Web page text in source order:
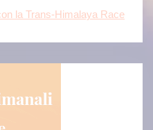
la Trans-Himalaya Race